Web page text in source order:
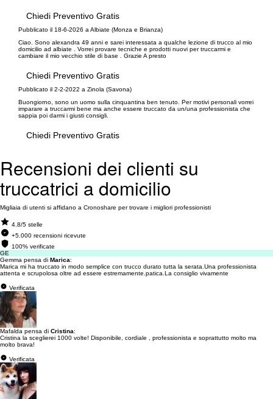
Chiedi Preventivo Gratis
Pubblicato il 18-6-2026 a Albiate (Monza e Brianza)
Ciao. Sono alexandra 49 anni e sarei interessata a qualche lezione di trucco al mio
domicilio ad albiate . Vorrei provare tecniche e prodotti nuovi per truccarmi e
cambiare il mio vecchio stile di base . Grazie A presto
Chiedi Preventivo Gratis
Pubblicato il 2-2-2022 a Zinola (Savona)
Buongiorno, sono un uomo sulla cinquantina ben tenuto. Per motivi personali vorrei
imparare a truccarmi bene ma anche essere truccato da un/una professionista che
sappia poi darmi i giusti consigli.
Chiedi Preventivo Gratis
Recensioni dei clienti su
truccatrici a domicilio
Migliaia di utenti si affidano a Cronoshare per trovare i migliori professionisti
4.8/5 stelle
+5.000 recensioni ricevute
100% verificate
GE
Gemma pensa di Marica:
Marica mi ha truccato in modo semplice con trucco durato tutta la serata.Una professionista
attenta e scrupolosa oltre ad essere estremamente.patica.La consiglio vivamente
Verificata
Mafalda pensa di Cristina:
Cristina la sceglierei 1000 volte! Disponibile, cordiale , professionista e soprattutto molto ma
molto brava!
Verificata